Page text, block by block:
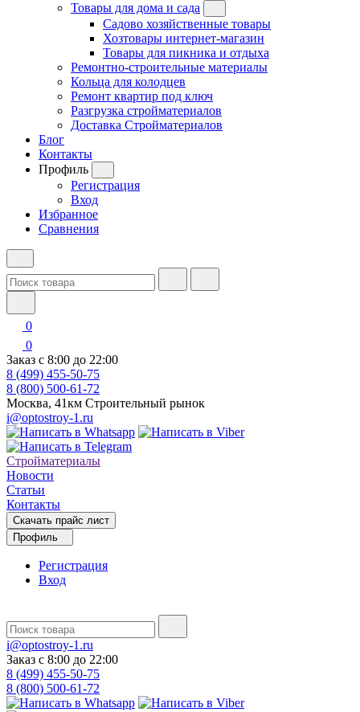
Товары для дома и сада
Садово хозяйственные товары
Хозтовары интернет-магазин
Товары для пикника и отдыха
Ремонтно-строительные материалы
Кольца для колодцев
Ремонт квартир под ключ
Разгрузка стройматериалов
Доставка Стройматериалов
Блог
Контакты
Профиль
Регистрация
Вход
Избранное
Сравнения
0
0
Заказ с 8:00 до 22:00
8 (499) 455-50-75
8 (800) 500-61-72
Москва, 41км Строительный рынок
i@optostroy-1.ru
Стройматериалы
Новости
Статьи
Контакты
Скачать прайс лист
Профиль
Регистрация
Вход
i@optostroy-1.ru
Заказ с 8:00 до 22:00
8 (499) 455-50-75
8 (800) 500-61-72